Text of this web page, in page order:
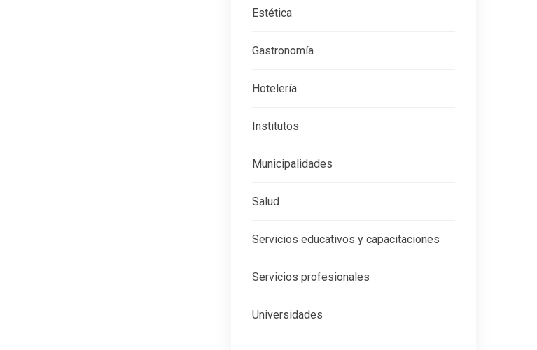
Estética
Gastronomía
Hotelería
Institutos
Municipalidades
Salud
Servicios educativos y capacitaciones
Servicios profesionales
Universidades